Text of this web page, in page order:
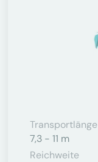
Transportlänge
7,3 - 11 m
Reichweite